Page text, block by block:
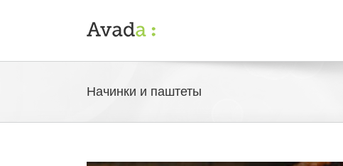
Начинки и паштеты